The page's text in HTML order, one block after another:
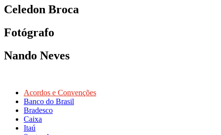
Celedon Broca
Fotógrafo
Nando Neves
Acordos e Convenções
Banco do Brasil
Bradesco
Caixa
Itaú